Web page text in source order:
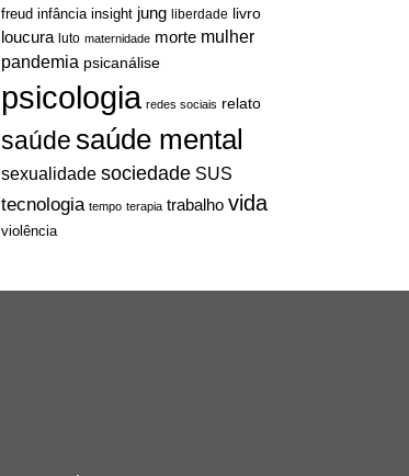
freud infância insight jung liberdade livro
loucura luto maternidade morte mulher
pandemia psicanálise
psicologia redes sociais relato
saúdesaúde mental
sexualidade sociedade SUS
tecnologia tempo terapia trabalho vida
violência